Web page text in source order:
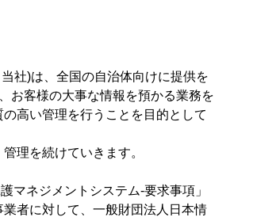
社)は、全国の自治体向けに提供を
お客様の大事な情報を預かる業務を
高い管理を行うことを目的として
理を続けていきます。
マネジメントシステム-要求事項」
者に対して、一般財団法人日本情